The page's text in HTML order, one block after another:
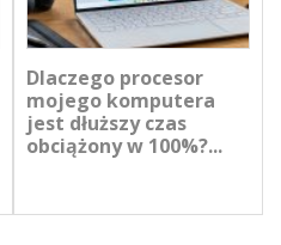
Dlaczego procesor
mojego komputera
jest dłuższy czas
obciążony w 100%?...